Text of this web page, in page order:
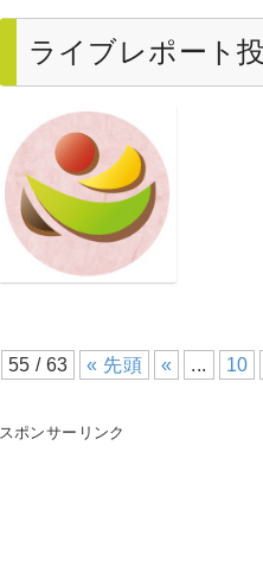
ライブレポート
55 / 63 « 先頭 « ... 10
スポンサーリンク